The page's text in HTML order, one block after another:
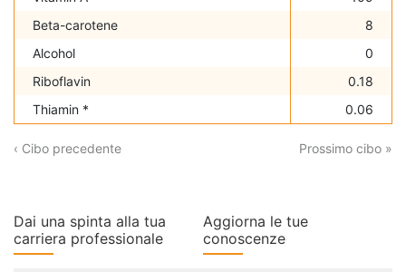
Beta-carotene
8
Alcohol
0
Riboflavin
0.18
Thiamin *
0.06
‹ Cibo precedente Prossimo cibo »
Dai una spinta alla tua
carriera professionale
Aggiorna le tue
conoscenze